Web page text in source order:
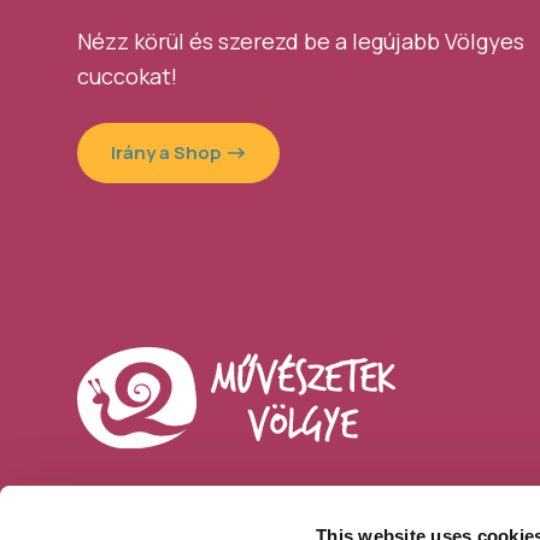
This website uses
Nézz körül és szerezd be a legújabb Völgyes
cuccokat!
Irány a Shop